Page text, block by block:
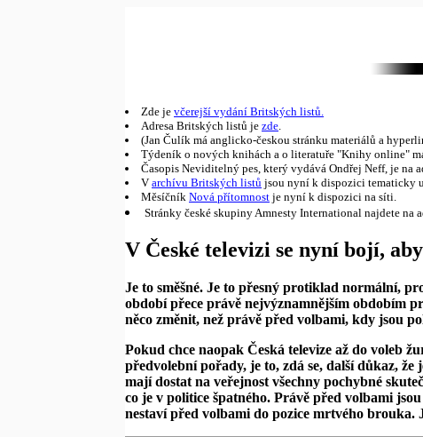
Zde je včerejší vydání Britských listů.
Adresa Britských listů je zde.
(Jan Čulík má anglicko-českou stránku materiálů a
Týdeník o nových knihách a o literatuře "Knihy online"
Časopis Neviditelný pes, který vydává Ondřej Neff, je na
V archívu Britských listů jsou nyní k dispozici tematicky
Měsíčník Nová přítomnost je nyní k dispozici na síti.
Stránky české skupiny Amnesty International najdete na
V České televizi se nyní bojí,
Je to směšné. Je to přesný protiklad normální,
období přece právě nejvýznamnějším obdobím
něco změnit, než právě před volbami, kdy jsou
Pokud chce naopak Česká televize až do voleb
předvolební pořady, je to, zdá se, další důkaz,
mají dostat na veřejnost všechny pochybné
co je v politice špatného. Právě před volbami
nestaví před volbami do pozice mrtvého brouka.